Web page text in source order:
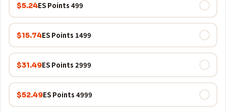
499 ES Points
$5.24
1499 ES Points
$15.74
2999 ES Points
$31.49
4999 ES Points
$52.49